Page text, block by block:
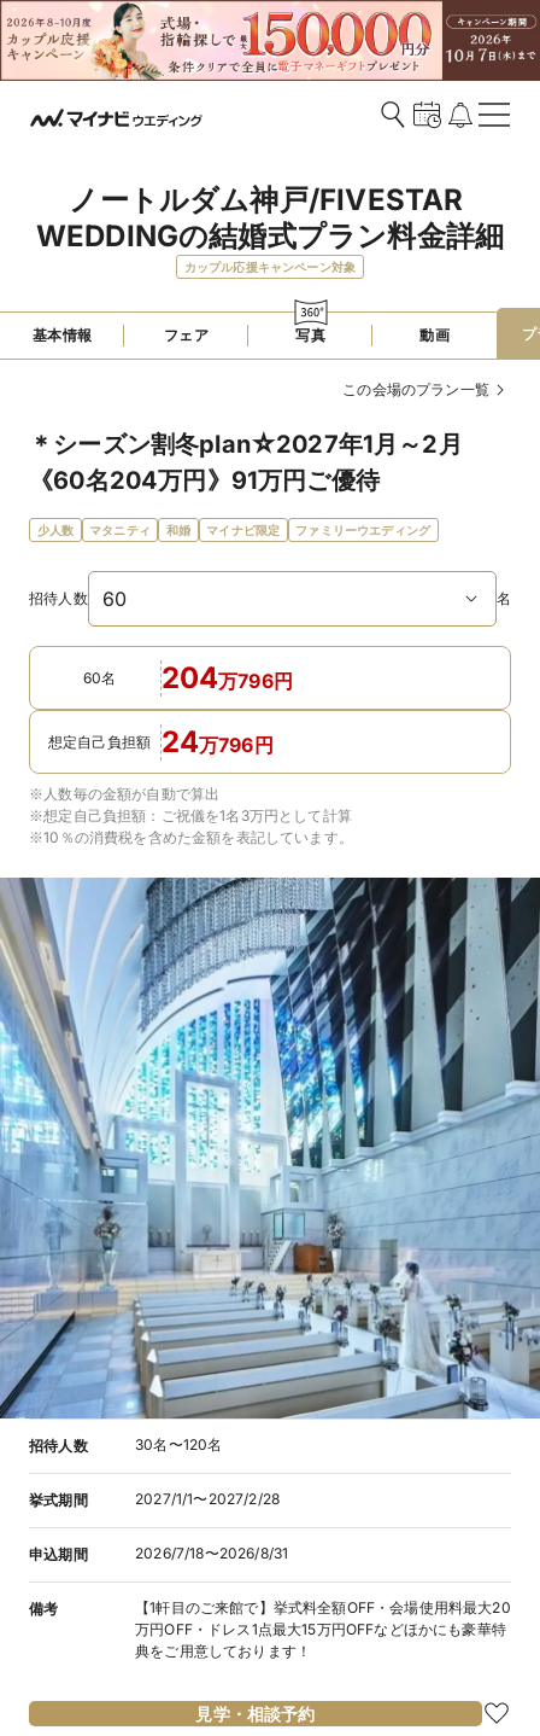
ノートルダム神戸/FIVESTAR
WEDDINGの結婚式プラン料金詳細
カップル応援キャンペーン対象
基本情報 フェア 写真 動画
この会場のプラン一覧
＊シーズン割冬plan☆2027年1月～2月
《60名204万円》91万円ご優待
少人数 マタニティ 和婚 マイナビ限定 ファミリーウエディング
招待人数 名
60名 204万796円
想定自己負担額 24万796円
※人数毎の金額が自動で算出
※想定自己負担額： ご祝儀を1名3万円 として計算
※10％の消費税を含めた金額を表記しています。
招待人数 30名〜120名
挙式期間 2027/1/1〜2027/2/28
申込期間 2026/7/18〜2026/8/31
備考
【1軒目のご来館で】挙式料全額OFF・会場使用料最大20
万円OFF・ドレス1点最大15万円OFFなどほかにも豪華特
典をご用意しております！
見学・相談予約